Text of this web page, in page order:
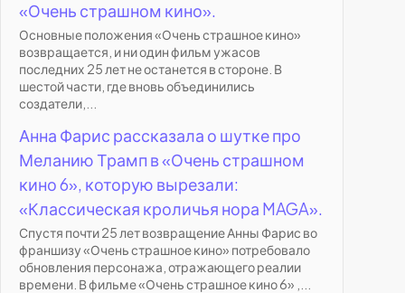
«Очень страшном кино».
Основные положения «Очень страшное кино»
возвращается, и ни один фильм ужасов
последних 25 лет не останется в стороне. В
шестой части, где вновь объединились
создатели,...
Анна Фарис рассказала о шутке про
Меланию Трамп в «Очень страшном
кино 6», которую вырезали:
«Классическая кроличья нора MAGA».
Спустя почти 25 лет возвращение Анны Фарис во
франшизу «Очень страшное кино» потребовало
обновления персонажа, отражающего реалии
времени. В фильме «Очень страшное кино 6» ,...